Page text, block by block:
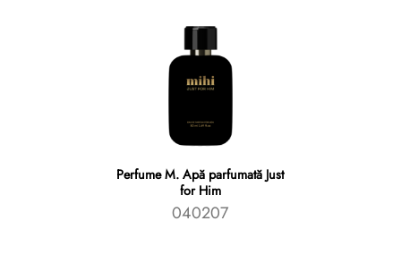
Perfume M. Apă parfumată Just
for Him
040207